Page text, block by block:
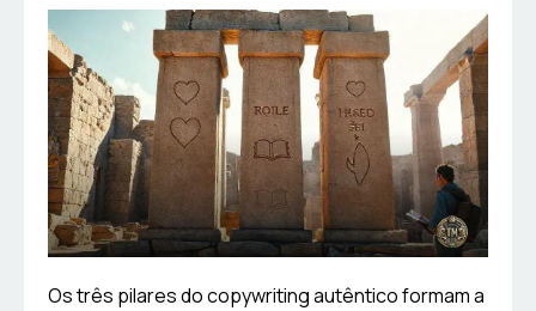
Os três pilares do copywriting autêntico formam a